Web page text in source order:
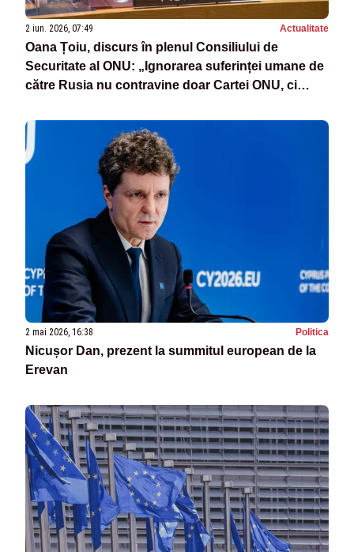
2 iun. 2026, 07:49 Actualitate
Oana Țoiu, discurs în plenul Consiliului de
Securitate al ONU: „Ignorarea suferinței umane de
către Rusia nu contravine doar Cartei ONU, ci
pace”
2 mai 2026, 16:38 Politica
Nicușor Dan, prezent la summitul european de la
Erevan